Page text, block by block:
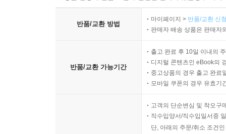
반품/교환 방법
마이페이지 > 반품/교환 신
판매자 배송 상품은 판매자
반품/교환 가능기간
출고 완료 후 10일 이내의
디지털 콘텐츠인 eBook의
중고상품의 경우 출고 완료
모바일 쿠폰의 경우 유효기
고객의 단순변심 및 착오구
직수입양서/직수입일서중
단, 아래의 주문/취소 조건